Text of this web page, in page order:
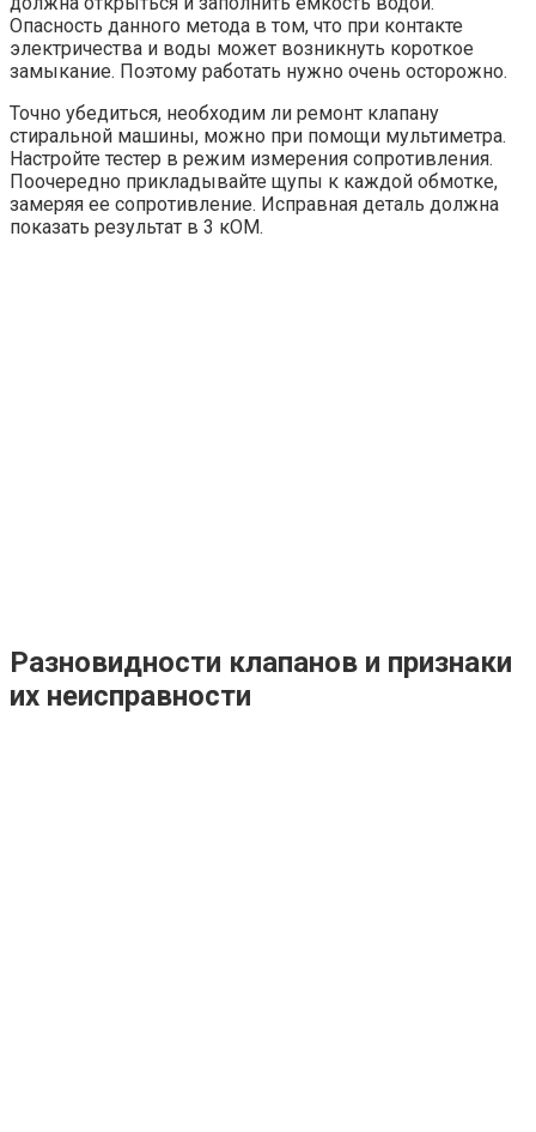
Опасность данного метода в том, что при контакте
электричества и воды может возникнуть короткое
замыкание. Поэтому работать нужно очень осторожно.
Точно убедиться, необходим ли ремонт клапану
стиральной машины, можно при помощи мультиметра.
Настройте тестер в режим измерения сопротивления.
Поочередно прикладывайте щупы к каждой обмотке,
замеряя ее сопротивление. Исправная деталь должна
показать результат в 3 кОМ.
Разновидности клапанов и признаки
их неисправности